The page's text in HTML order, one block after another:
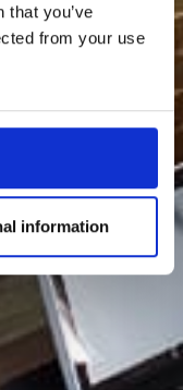
that you’ve
from your use
information